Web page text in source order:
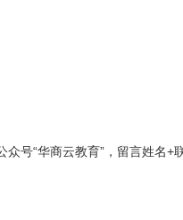
号“华商云教育”，留言姓名+